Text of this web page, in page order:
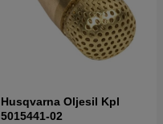
Husqvarna Oljesil Kpl
5015441-02